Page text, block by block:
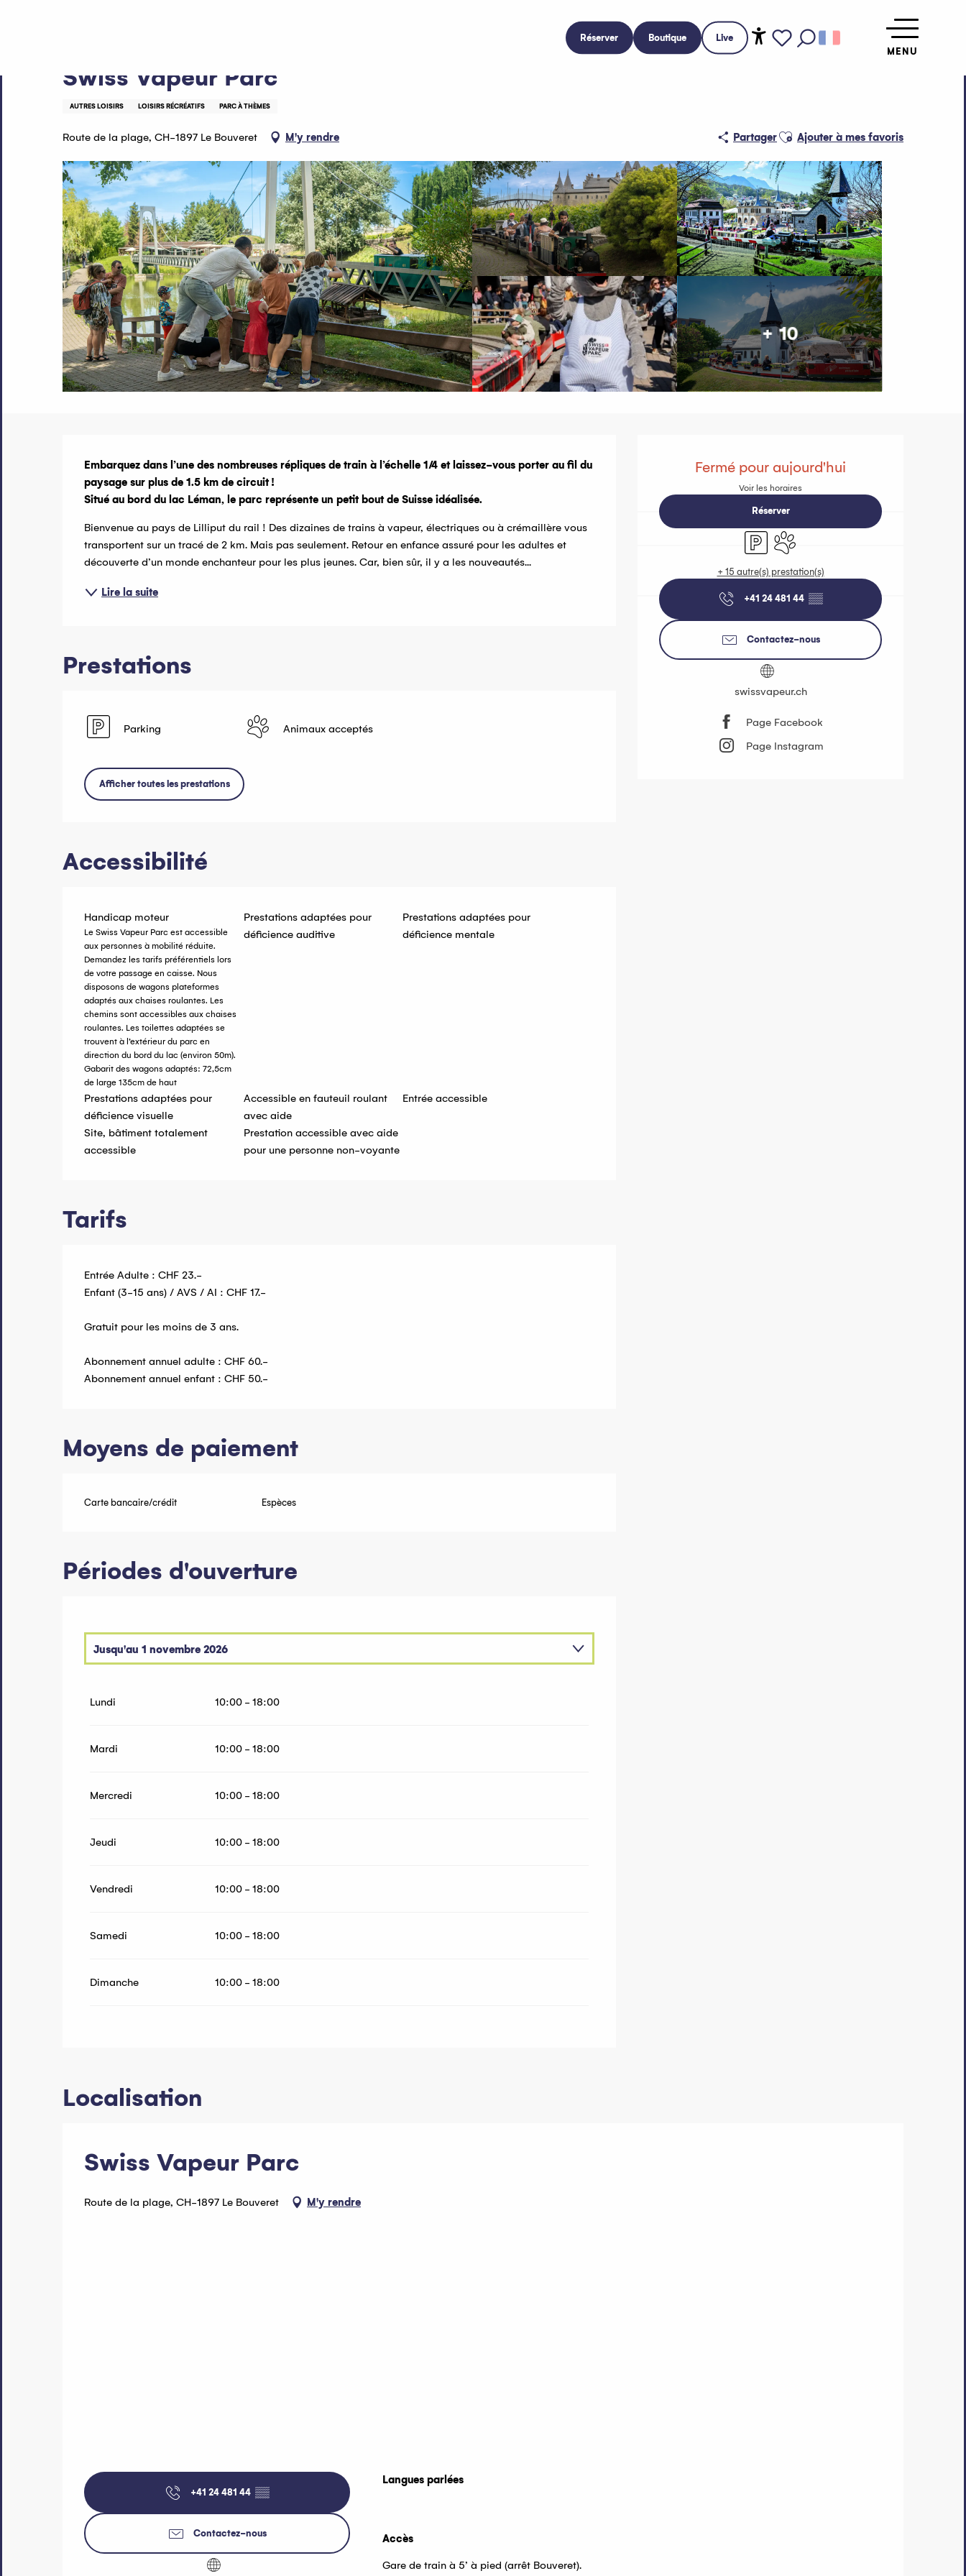
Réserver Boutique Live
MENU
Swiss Vapeur Parc
AUTRES LOISIRS LOISIRS RÉCRÉATIFS PARC À THÈMES
Route de la plage, CH-1897 Le Bouveret M'y rendre PartagerAjouter aux favoris
Ajouter à mes favoris
+ 10
Ouverture et
Fermé pour aujourd'hui
Voir les horaires
Réserver
ParkingAnimaux acceptés
+ 15 autre(s) prestation(s)
+41 24 481 44 ▒▒
Contactez-nous
swissvapeur.ch
Page Facebook
Page Instagram
Description
Embarquez dans l’une des nombreuses répliques de train à l’échelle 1/4 et laissez-vous porter au fil du
paysage sur plus de 1.5 km de circuit !
Situé au bord du lac Léman, le parc représente un petit bout de Suisse idéalisée.
Bienvenue au pays de Lilliput du rail ! Des dizaines de trains à vapeur, électriques ou à crémaillère vous
transportent sur un tracé de 2 km. Mais pas seulement. Retour en enfance assuré pour les adultes et
découverte d’un monde enchanteur pour les plus jeunes. Car, bien sûr, il y a les nouveautés...
Lire la suite
Prestations
Parking Animaux acceptés
Afficher toutes les prestations
Accessibilité
Handicap moteur
Le Swiss Vapeur Parc est accessible
aux personnes à mobilité réduite.
Demandez les tarifs préférentiels lors
de votre passage en caisse. Nous
disposons de wagons plateformes
adaptés aux chaises roulantes. Les
chemins sont accessibles aux chaises
roulantes. Les toilettes adaptées se
trouvent à l’extérieur du parc en
direction du bord du lac (environ 50m).
Gabarit des wagons adaptés: 72,5cm
de large 135cm de haut
Prestations adaptées pour
déficience auditive
Prestations adaptées pour
déficience mentale
Prestations adaptées pour
déficience visuelle
Accessible en fauteuil roulant
avec aide
Entrée accessible
Site, bâtiment totalement
accessible
Prestation accessible avec aide
pour une personne non-voyante
Tarifs
Entrée Adulte : CHF 23.-
Enfant (3-15 ans) / AVS / AI : CHF 17.-
Gratuit pour les moins de 3 ans.
Abonnement annuel adulte : CHF 60.-
Abonnement annuel enfant : CHF 50.-
Moyens de paiement
Carte bancaire/crédit Espèces
Périodes d'ouverture
Jusqu'au 1 novembre 2026
Lundi
10:00 - 18:00
Mardi 10:00 - 18:00
Mercredi 10:00 - 18:00
Jeudi 10:00 - 18:00
Vendredi 10:00 - 18:00
Samedi 10:00 - 18:00
Dimanche 10:00 - 18:00
Localisation
Swiss Vapeur Parc
Route de la plage, CH-1897 Le Bouveret M'y rendre
+41 24 481 44 ▒▒
Contactez-nous
Langues parlées
Langues parlées
Accès
Accès
Gare de train à 5’ à pied (arrêt Bouveret).